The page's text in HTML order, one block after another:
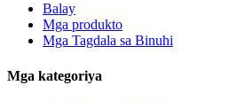
Balay
Mga produkto
Mga Tagdala sa Binuhi
Mga kategoriya